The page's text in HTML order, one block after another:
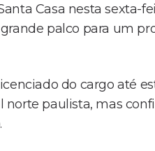
Casa nesta
palco para um
do cargo até
norte paulista, mas